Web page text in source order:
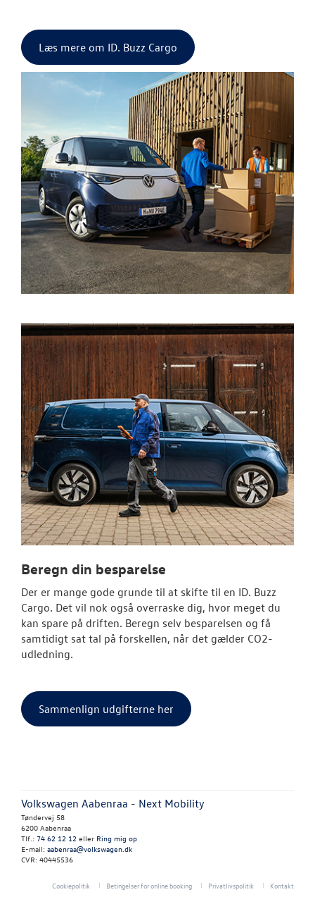
TILBEHØR
NYHEDER
JOB OG
OM OS
RESERVEDELE
Læs mere om ID. Buzz Cargo
Beregn din besparelse
Der er mange gode grunde til at skifte til en ID. Buzz
Cargo. Det vil nok også overraske dig, hvor meget du
kan spare på driften. Beregn selv besparelsen og få
samtidigt sat tal på forskellen, når det gælder CO2-
udledning.
Sammenlign udgifterne her
Volkswagen Aabenraa - Next Mobility
Tøndervej 58
6200 Aabenraa
Tlf.: 74 62 12 12 eller Ring mig op
E-mail: aabenraa@volkswagen.dk
CVR: 40445536
Cookiepolitik Betingelser for online booking Privatlivspolitik Kontakt